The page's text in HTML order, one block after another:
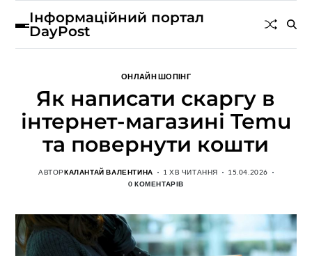
Інформаційний портал
DayPost
ОНЛАЙН ШОПІНГ
Як написати скаргу в
інтернет-магазині Temu
та повернути кошти
АВТОРКАЛАНТАЙ ВАЛЕНТИНА 1 ХВ ЧИТАННЯ
15.04.2026
0 КОМЕНТАРІВ